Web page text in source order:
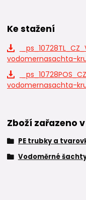
Ke stažení
vodomernasachta-
vodomernasachta-
Zboží zařazeno
PE trubky a
Vodoměrné